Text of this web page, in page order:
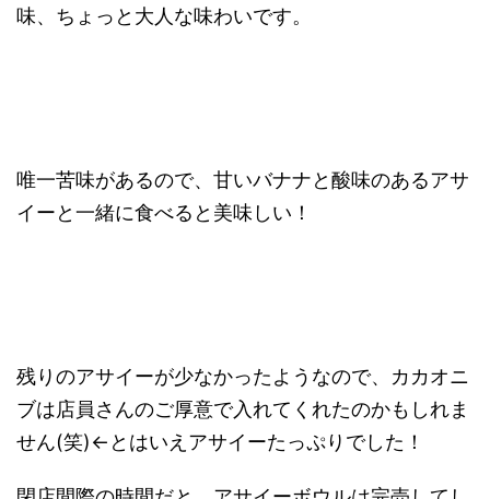
味、ちょっと大人な味わいです。
唯一苦味があるので、甘いバナナと酸味のあるアサ
イーと一緒に食べると美味しい！
残りのアサイーが少なかったようなので、カカオニ
ブは店員さんのご厚意で入れてくれたのかもしれま
せん(笑)←とはいえアサイーたっぷりでした！